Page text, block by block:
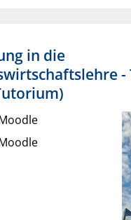
in die